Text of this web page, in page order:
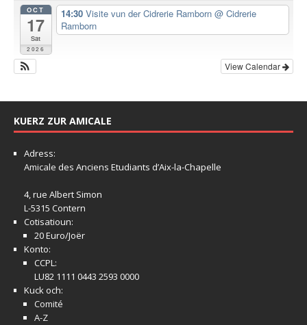
OCT
17
Sat
2026
14:30 Visite vun der Cidrerie Ramborn @ Cidrerie
Ramborn
View Calendar
KUERZ ZUR AMICALE
Adress:
Amicale des Anciens Etudiants d’Aix-la-Chapelle
4, rue Albert Simon
L-5315 Contern
Cotisatioun:
20 Euro/Joër
Konto:
CCPL:
LU82 1111 0443 2593 0000
Kuck och:
Comité
A-Z